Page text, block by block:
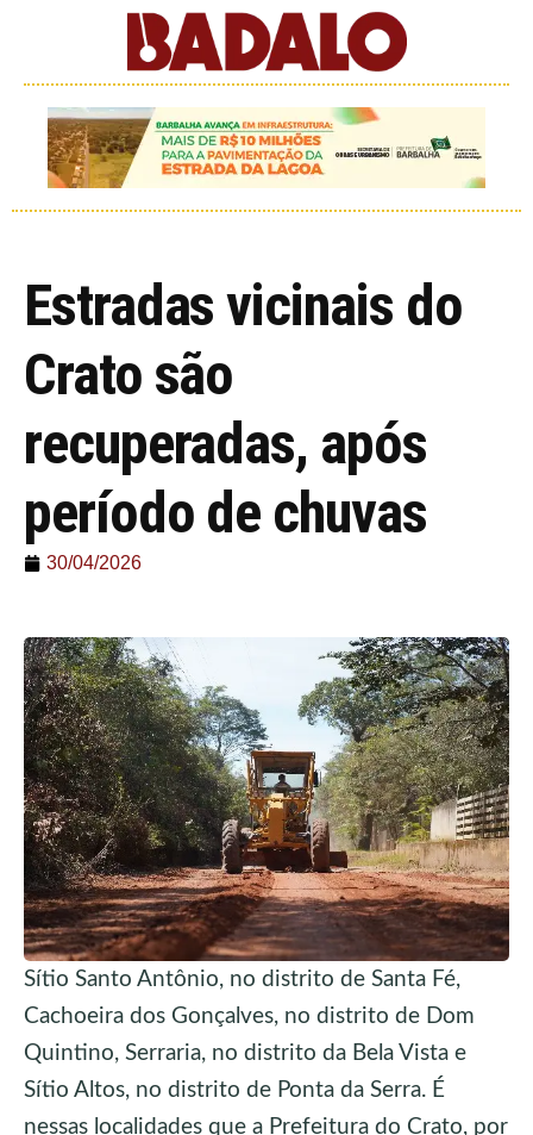
Estradas vicinais do
Crato são
recuperadas, após
período de chuvas
30/04/2026
Sítio Santo Antônio, no distrito de Santa Fé,
Cachoeira dos Gonçalves, no distrito de Dom
Quintino, Serraria, no distrito da Bela Vista e
Sítio Altos, no distrito de Ponta da Serra. É
nessas localidades que a Prefeitura do Crato, por